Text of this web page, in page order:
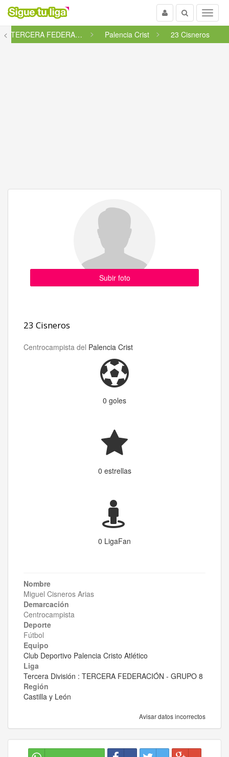
Menu
Buscar
Usuario
<
: TERCERA FEDERACIÓN - GRUPO ... Palencia Crist 23 Cisneros
Subir foto
23 Cisneros
Centrocampista del Palencia Crist
0 goles
0 estrellas
0 LigaFan
Nombre
Miguel Cisneros Arias
Demarcación
Centrocampista
Deporte
Fútbol
Equipo
Club Deportivo Palencia Cristo Atlético
Liga
Tercera División : TERCERA FEDERACIÓN - GRUPO 8
Región
Castilla y León
Avisar datos incorrectos